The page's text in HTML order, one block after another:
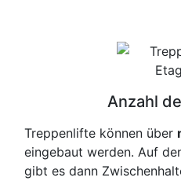
Anzahl
Treppenlifte können über
eingebaut werden. Auf
gibt es dann